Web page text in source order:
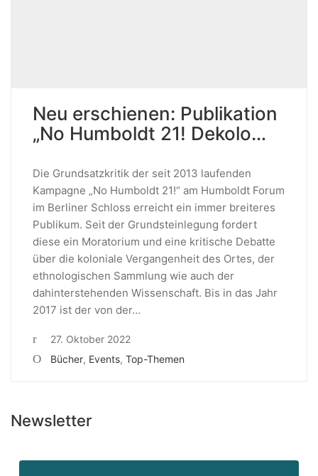
Neu erschienen: Publikation
„No Humboldt 21! Dekolo…
Die Grundsatzkritik der seit 2013 laufenden
Kampagne „No Humboldt 21!“ am Humboldt Forum
im Berliner Schloss erreicht ein immer breiteres
Publikum. Seit der Grundsteinlegung fordert
diese ein Moratorium und eine kritische Debatte
über die koloniale Vergangenheit des Ortes, der
ethnologischen Sammlung wie auch der
dahinterstehenden Wissenschaft. Bis in das Jahr
2017 ist der von der…
27. Oktober 2022
Bücher, Events, Top-Themen
Newsletter